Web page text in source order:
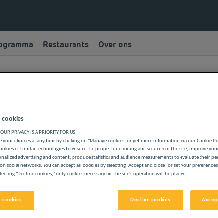
Restaurants Over ons
fr/ is eigendom van en wordt uitgegeven door
zetel gevestigd is te Tour Voltaire
en ondernemingsregister van Nanterre
cookies
PRIVACY IS A PRIORITY FOR US
your choices at any time by clicking on "Manage cookies" or get more information via our Cookie
or similar technologies to ensure the proper functioning and security of the site, improve
advertising and content, produce statistics and audience measurements to evaluate their
social networks. You can accept all cookies by selecting "Accept and close" or set your
"Decline cookies," only cookies necessary for the site's operation will be placed.
cookies Decline cookies